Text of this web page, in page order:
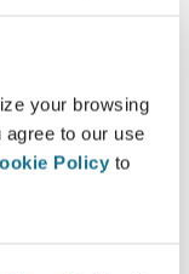
your browsing
to our use
Policy to
были
увидели
до нее*